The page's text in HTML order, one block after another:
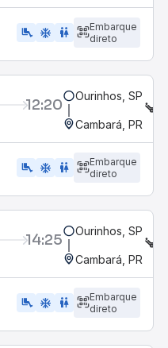
airline_seat_legroom_extra ac_unit WC
Embarque
direto
12:20 Ourinhos, SP
Cambará, PR
airline_seat_legroom_extra ac_unit WC
Embarque
direto
14:25 Ourinhos, SP
Cambará, PR
airline_seat_legroom_extra ac_unit WC
Embarque
direto